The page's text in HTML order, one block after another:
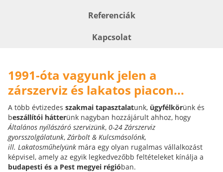
Referenciák
Kapcsolat
1991-óta vagyunk jelen a
zárszerviz és lakatos piacon...
A több évtizedes szakmai tapasztalatunk, ügyfélkörünk és
beszállítói hátterünk nagyban hozzájárult ahhoz, hogy
Általános nyílászáró szervizünk, 0-24 Zárszerviz
gyorsszolgálatunk, Zárbolt & Kulcsmásolónk,
ill. Lakatosműhelyünk mára egy olyan rugalmas vállalkozást
képvisel, amely az egyik legkedvezőbb feltételeket kínálja a
budapesti és a Pest megyei régióban.